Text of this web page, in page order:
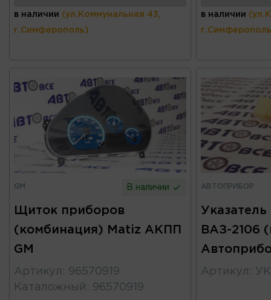
в наличии (ул.Коммунальная 43,
г.Симферополь)
в наличии
GM В наличии
Щиток приборов
(комбинация) Matiz АКПП
GM
Артикул : 96570919
Каталожный : 96570919
АВТОПРИБОР
ВАЗ-2106
Артикул :